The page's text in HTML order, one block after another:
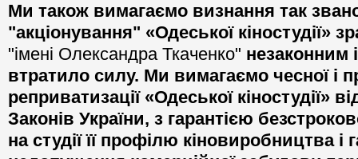
Ми також вимагаємо визнання так
"акціонування" «Одеської кіностудії»
"імені Олександра Ткаченко" незаконним
втратило силу. Ми вимагаємо чесної і
реприватизації «Одеської кіностудії»
Законів України, з гарантією
на студії її профілю кіновиробництва і